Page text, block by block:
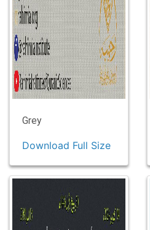
Grey
Download Full Size